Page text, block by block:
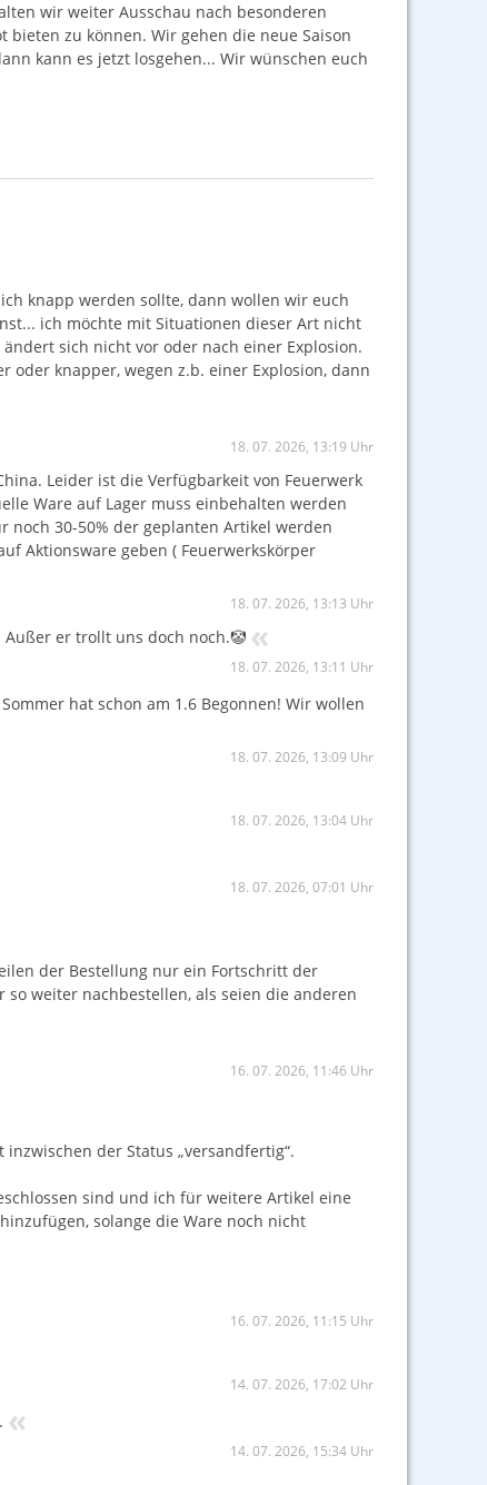
wir weiter Ausschau nach besonderen
zu können. Wir gehen die neue Saison
kann es jetzt losgehen... Wir wünschen euch
knapp werden sollte, dann wollen wir euch
ich möchte mit Situationen dieser Art nicht
sich nicht vor oder nach einer Explosion.
knapper, wegen z.b. einer Explosion, dann
18. 07. 2026, 13:19 Uhr
Leider ist die Verfügbarkeit von Feuerwerk
Ware auf Lager muss einbehalten werden
noch 30-50% der geplanten Artikel werden
Aktionsware geben ( Feuerwerkskörper
18. 07. 2026, 13:13 Uhr
er trollt uns doch noch.🤡 «
18. 07. 2026, 13:11 Uhr
hat schon am 1.6 Begonnen! Wir wollen
18. 07. 2026, 13:09 Uhr
18. 07. 2026, 13:04 Uhr
18. 07. 2026, 07:01 Uhr
der Bestellung nur ein Fortschritt der
so weiter nachbestellen, als seien die anderen
16. 07. 2026, 11:46 Uhr
der Status „versandfertig“.
sind und ich für weitere Artikel eine
solange die Ware noch nicht
16. 07. 2026, 11:15 Uhr
14. 07. 2026, 17:02 Uhr
«
14. 07. 2026, 15:34 Uhr